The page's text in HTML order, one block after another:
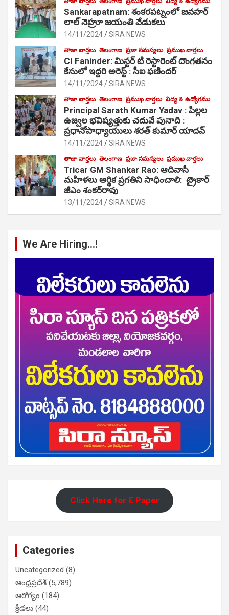
Sankarapatnam: శంకరపట్నంలో జవహర్
లాల్ నెహ్రూ జయంతి వేడుకలు
14/11/2024 SIRA NEWS
తాజా వార్తలు తెలంగాణ ప్రజా సమస్యలు ప్రముఖ వార్తలు
CI Faninder: మిస్టర్ టి రెస్టారెంట్ దొంగతనం
కేసులో ఇద్దరి అరెస్ట్ : సీఐ ఫణిందర్
14/11/2024 SIRA NEWS
తాజా వార్తలు తెలంగాణ ప్రముఖ వార్తలు విద్య & ఉద్యోగము
Principal Sarath Kumar Yadav : పిల్లల
ఉజ్వల భవిష్యత్తుకు చదువే పునాది :
ప్రధానోపాధ్యాయులు శరత్ కుమార్ యాదవ్
14/11/2024 SIRA NEWS
తాజా వార్తలు తెలంగాణ ప్రజా సమస్యలు ప్రముఖ వార్తలు
Tricar GM Shankar Rao: ఆదివాసీ
మహిళలు ఆర్థిక ప్రగతిని సాధించాలి: ట్రైకార్
జీఎం శంకర్‌రావు
13/11/2024 SIRA NEWS
We Are Hiring…!
Click Here for E Paper
Categories
Uncategorized (8)
ఆంధ్రప్రదేశ్(5,789)
ఆరోగ్యం (184)
క్రీడలు (44)